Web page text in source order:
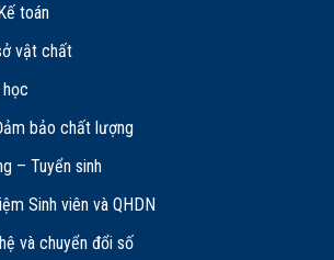
toán
vật chất
bảo chất lượng
– Tuyển sinh
Sinh viên và QHDN
và chuyển đổi số